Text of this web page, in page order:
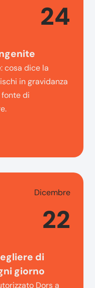
24
cosa dice la
in gravidanza
di
Dicembre
22
di
giorno
Dors a